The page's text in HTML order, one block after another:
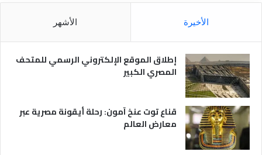
ق
ل
س
ح
ي
ر
الأخيرة الأشهر
إطلاق الموقع الإلكتروني الرسمي للمتحف
المصري الكبير
قناع توت عنخ آمون: رحلة أيقونة مصرية عبر
معارض العالم